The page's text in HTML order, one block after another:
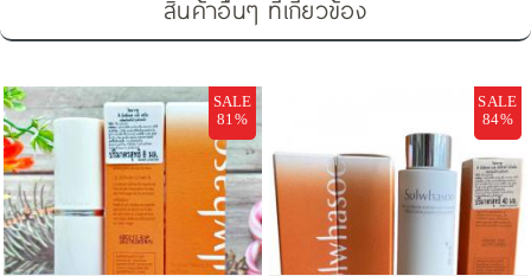
สินค้าอื่นๆ ที่เกี่ยวข้อง
SALE
81%
SALE
84%